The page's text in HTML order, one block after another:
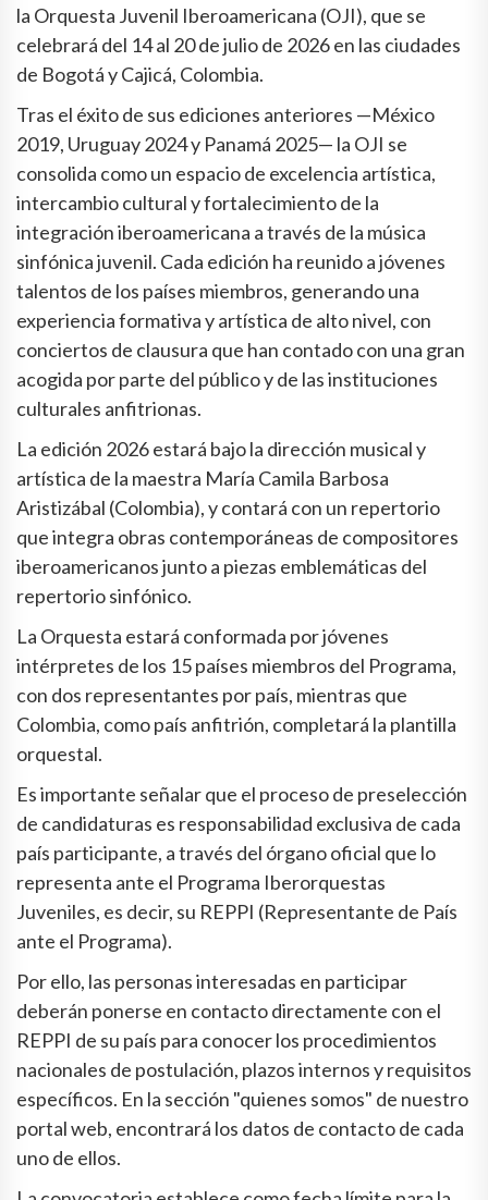
la Orquesta Juvenil Iberoamericana (OJI), que se
celebrará del 14 al 20 de julio de 2026 en las ciudades
de Bogotá y Cajicá, Colombia.
Tras el éxito de sus ediciones anteriores —México
2019, Uruguay 2024 y Panamá 2025— la OJI se
consolida como un espacio de excelencia artística,
intercambio cultural y fortalecimiento de la
integración iberoamericana a través de la música
sinfónica juvenil. Cada edición ha reunido a jóvenes
talentos de los países miembros, generando una
experiencia formativa y artística de alto nivel, con
conciertos de clausura que han contado con una gran
acogida por parte del público y de las instituciones
culturales anfitrionas.
La edición 2026 estará bajo la dirección musical y
artística de la maestra María Camila Barbosa
Aristizábal (Colombia), y contará con un repertorio
que integra obras contemporáneas de compositores
iberoamericanos junto a piezas emblemáticas del
repertorio sinfónico.
La Orquesta estará conformada por jóvenes
intérpretes de los 15 países miembros del Programa,
con dos representantes por país, mientras que
Colombia, como país anfitrión, completará la plantilla
orquestal.
Es importante señalar que el proceso de preselección
de candidaturas es responsabilidad exclusiva de cada
país participante, a través del órgano oficial que lo
representa ante el Programa Iberorquestas
Juveniles, es decir, su REPPI (Representante de País
ante el Programa).
Por ello, las personas interesadas en participar
deberán ponerse en contacto directamente con el
REPPI de su país para conocer los procedimientos
nacionales de postulación, plazos internos y requisitos
específicos. En la sección "quienes somos" de nuestro
portal web, encontrará los datos de contacto de cada
uno de ellos.